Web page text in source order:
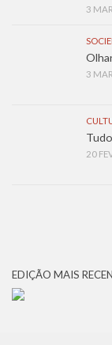
3
3
20
EDIÇÃO MAIS